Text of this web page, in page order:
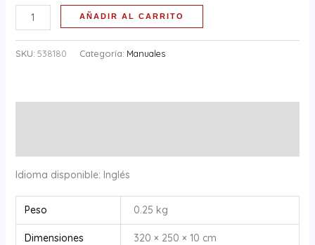
AÑADIR AL CARRITO
SKU: 538180 Categoría: Manuales
Idioma disponible: Inglés
Peso 0.25 kg
Dimensiones 320 × 250 × 10 cm